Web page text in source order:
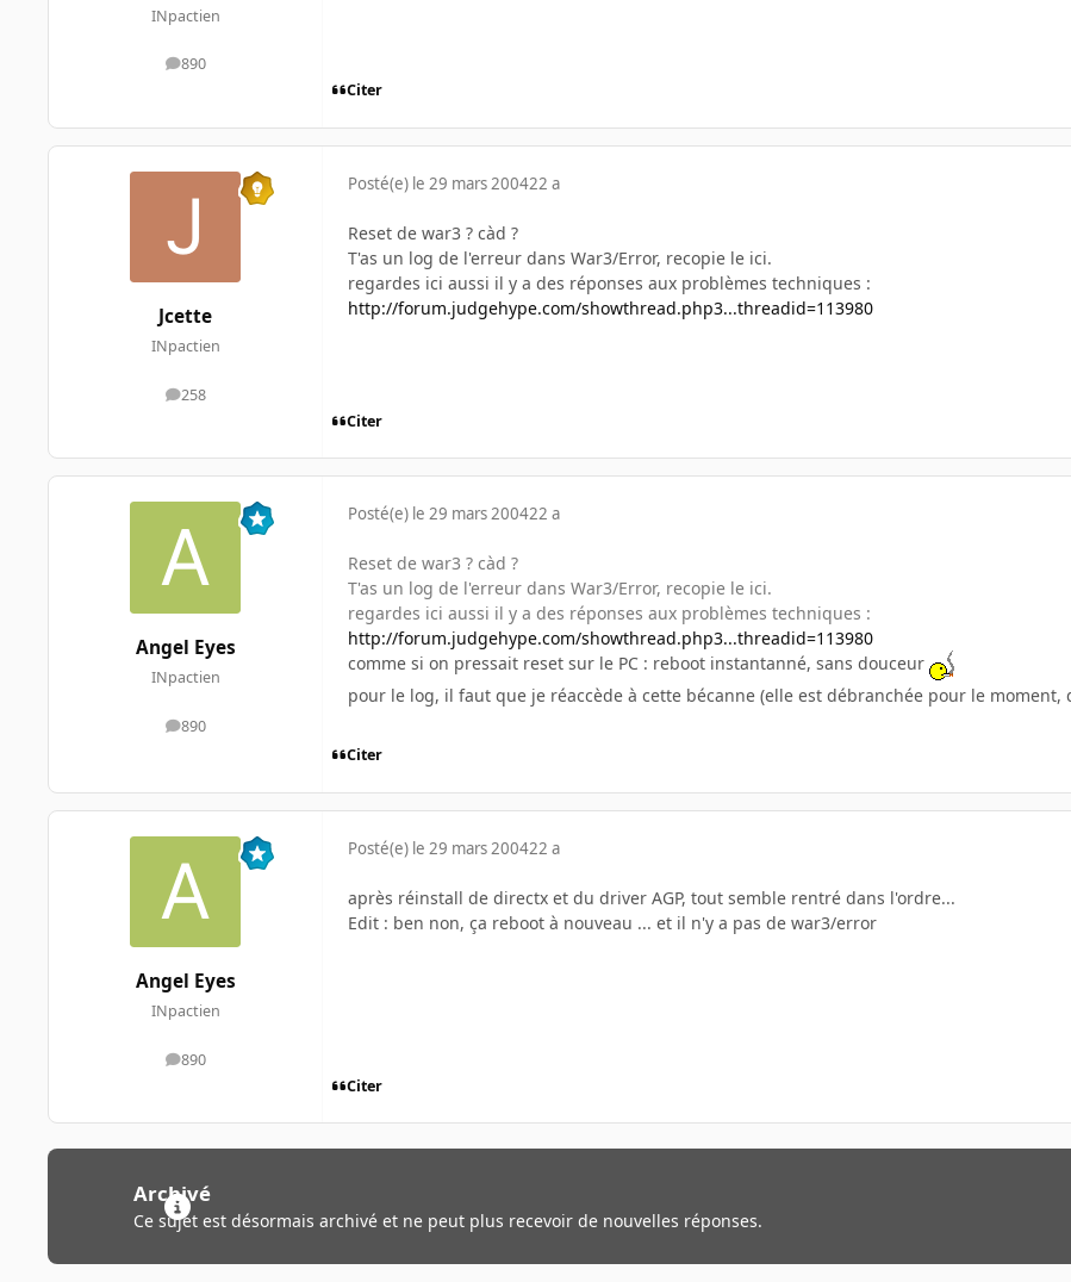
INpactien
890
messages
Citer
Jcette
INpactien
258
messages
Posté(e) le 29 mars 200422 a
Reset de war3 ? càd ?
T'as un log de l'erreur dans War3/Error, recopie le ici.
regardes ici aussi il y a des réponses aux problèmes techniques :
http://forum.judgehype.com/showthread.php3...threadid=113980
Citer
Angel Eyes
INpactien
890
messages
Posté(e) le 29 mars 200422 a
Reset de war3 ? càd ?
T'as un log de l'erreur dans War3/Error, recopie le ici.
regardes ici aussi il y a des réponses aux problèmes techniques :
http://forum.judgehype.com/showthread.php3...threadid=113980
comme si on pressait reset sur le PC : reboot instantanné, sans douceur
pour le log, il faut que je réaccède à cette bécanne (elle est débranchée pour le moment,
Citer
Angel Eyes
INpactien
890
messages
Posté(e) le 29 mars 200422 a
après réinstall de directx et du driver AGP, tout semble rentré dans l'ordre...
Edit : ben non, ça reboot à nouveau ... et il n'y a pas de war3/error
Citer
Archivé
Ce sujet est désormais archivé et ne peut plus recevoir de nouvelles réponses.